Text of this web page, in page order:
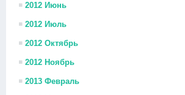
2012 Июнь
2012 Июль
2012 Октябрь
2012 Ноябрь
2013 Февраль